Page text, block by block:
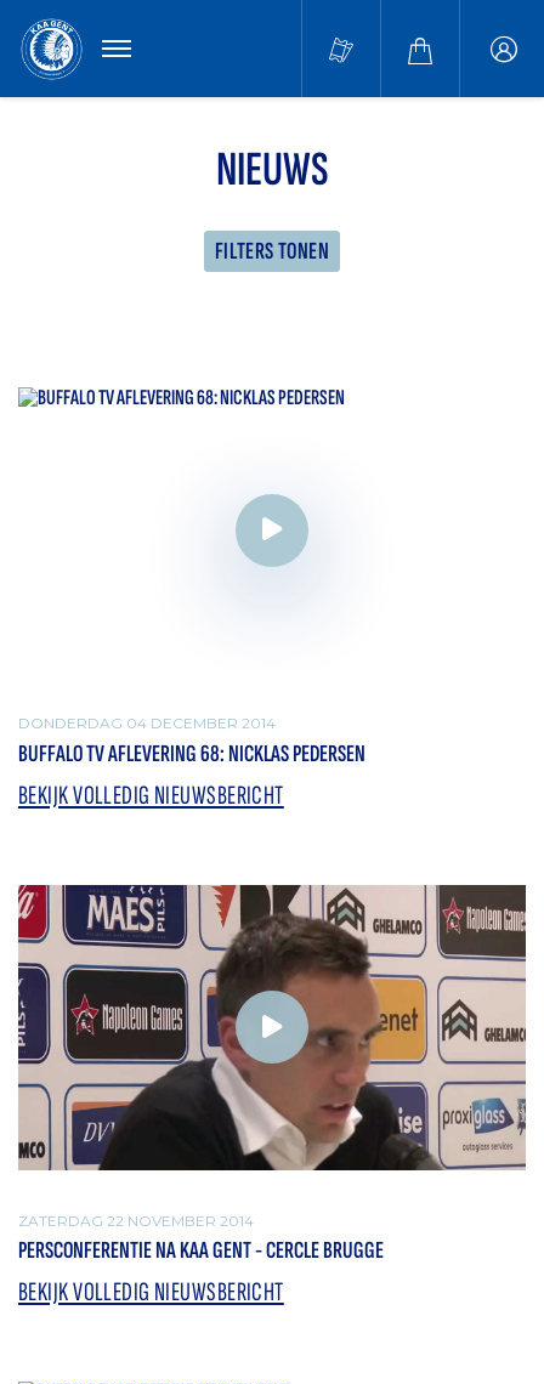
MENU
NIEUWS
FILTERS TONEN
DONDERDAG 04 DECEMBER 2014
BUFFALO TV AFLEVERING 68: NICKLAS PEDERSEN
BEKIJK VOLLEDIG NIEUWSBERICHT
ZATERDAG 22 NOVEMBER 2014
PERSCONFERENTIE NA KAA GENT - CERCLE BRUGGE
BEKIJK VOLLEDIG NIEUWSBERICHT